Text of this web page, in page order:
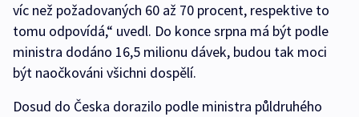
víc než požadovaných 60 až 70 procent, respektive to
tomu odpovídá,“ uvedl. Do konce srpna má být podle
ministra dodáno 16,5 milionu dávek, budou tak moci
být naočkováni všichni dospělí.
Dosud do Česka dorazilo podle ministra půldruhého